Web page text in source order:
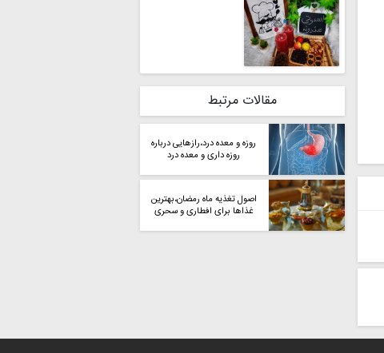
مقالات مرتبط
روزه و معده درد،رازهایی درباره
روزه داری و معده درد
اصول تغذیه ماه رمضان،بهترین
غذاها برای افطاری و سحری